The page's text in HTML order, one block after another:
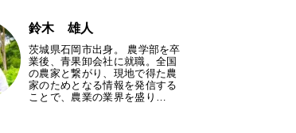
鈴木 雄人
茨城県石岡市出身。 農学部を卒
業後、青果卸会社に就職。全国
の農家と繋がり、現地で得た農
家のためとなる情報を発信する
ことで、農業の業界を盛り…